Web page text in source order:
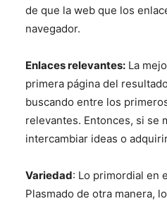
de que la web que los
navegador.
Enlaces relevantes: La
primera página del
buscando entre los
relevantes. Entonces, si se
intercambiar ideas o
Variedad: Lo primordial en
Plasmado de otra manera,